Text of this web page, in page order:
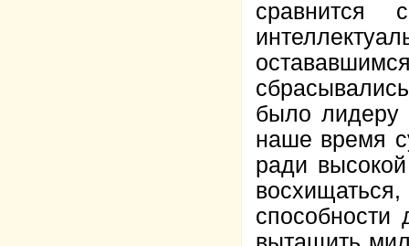
сравнится
было лидеру
наше время
ради
способности